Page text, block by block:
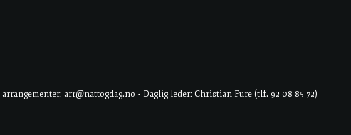
arr@nattogdag.no • Daglig leder: Christian Fure (tlf. 92 08 85 72)